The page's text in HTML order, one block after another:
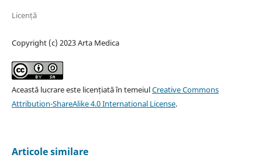
Licență
Copyright (c) 2023 Arta Medica
Această lucrare este licențiată în temeiulCreative Commons
Attribution-ShareAlike 4.0 International License.
Articole similare